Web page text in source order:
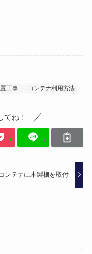
工事 コンテナ利用方法
てね！
コンテナに木製棚を取付